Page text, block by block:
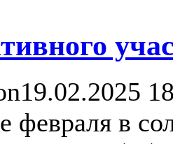
19.02.2025
февраля в